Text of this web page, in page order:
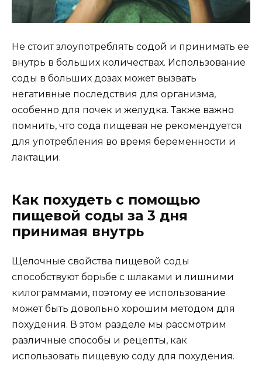
Не стоит злоупотреблять содой и принимать ее
внутрь в больших количествах. Использование
соды в больших дозах может вызвать
негативные последствия для организма,
особенно для почек и желудка. Также важно
помнить, что сода пищевая не рекомендуется
для употребления во время беременности и
лактации.
Как похудеть с помощью
пищевой соды за 3 дня
принимая внутрь
Щелочные свойства пищевой соды
способствуют борьбе с шлаками и лишними
килограммами, поэтому ее использование
может быть довольно хорошим методом для
похудения. В этом разделе мы рассмотрим
различные способы и рецепты, как
использовать пищевую соду для похудения.